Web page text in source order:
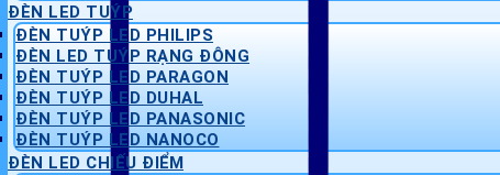
ĐÈN LED TUÝP
ĐÈN TUÝP LED PHILIPS
ĐÈN LED TUÝP RẠNG ĐÔNG
ĐÈN TUÝP LED PARAGON
ĐÈN TUÝP LED DUHAL
ĐÈN TUÝP LED PANASONIC
ĐÈN TUÝP LED NANOCO
ĐÈN LED CHIẾU ĐIỂM